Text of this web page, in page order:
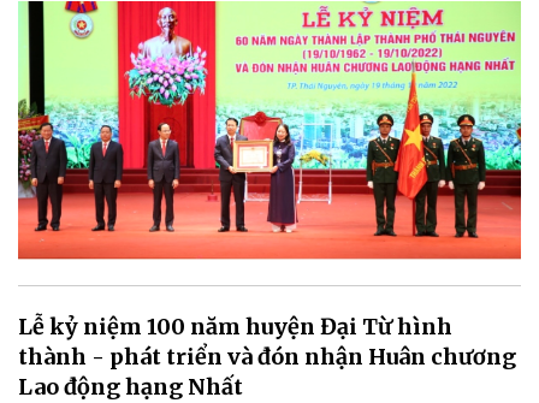
Lễ kỷ niệm 100 năm huyện Đại Từ hình
thành - phát triển và đón nhận Huân chương
Lao động hạng Nhất